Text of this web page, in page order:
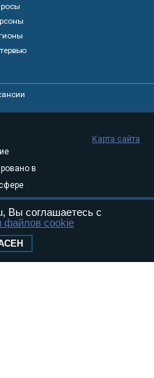
в
и
05
ФС77-
Карта сайта
Вы соглашаетесь с
файлов cookie